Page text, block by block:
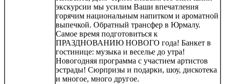
экскурсии мы усилим Ваши впечатления
горячим национальным напитком и ароматной
выпечкой. Обратный трансфер в Юрмалу.
Самое время подготовиться к
ПРАЗДНОВАНИЮ НОВОГО года! Банкет в
гостинице: музыка и веселье до утра!
Новогодняя программа с участием артистов
эстрады! Сюрпризы и подарки, шоу, дискотека
и многое, много другое.